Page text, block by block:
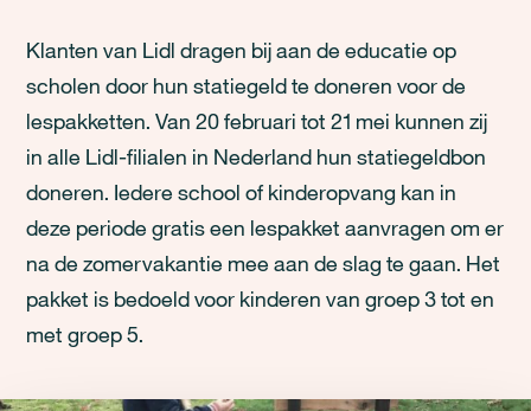
Klanten van Lidl dragen bij aan de educatie op
scholen door hun statiegeld te doneren voor de
lespakketten. Van 20 februari tot 21 mei kunnen zij
in alle Lidl-filialen in Nederland hun statiegeldbon
doneren. Iedere school of kinderopvang kan in
deze periode gratis een lespakket aanvragen om er
na de zomervakantie mee aan de slag te gaan. Het
pakket is bedoeld voor kinderen van groep 3 tot en
met groep 5.